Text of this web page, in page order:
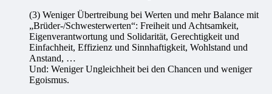
(3) Weniger Übertreibung bei Werten und mehr Balance mit
„Brüder-/Schwesterwerten“: Freiheit und Achtsamkeit,
Eigenverantwortung und Solidarität, Gerechtigkeit und
Einfachheit, Effizienz und Sinnhaftigkeit, Wohlstand und
Anstand, …
Und: Weniger Ungleichheit bei den Chancen und weniger
Egoismus.